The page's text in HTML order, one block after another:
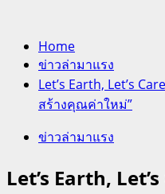
Home
ข่าวล่ามาแรง
Let’s Earth, Let’s
สร้างคุณค่าใหม่”
ข่าวล่ามาแรง
Let’s Earth,